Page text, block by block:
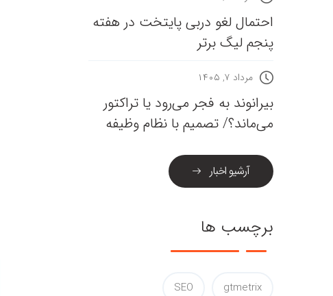
احتمال لغو دربی پایتخت در هفته
پنجم لیگ برتر
مرداد ۷, ۱۴۰۵
بیرانوند به فجر می‌رود یا تراکتور
می‌ماند؟/ تصمیم با نظام وظیفه
آرشیو اخبار
برچسب ها
gtmetrix
SEO